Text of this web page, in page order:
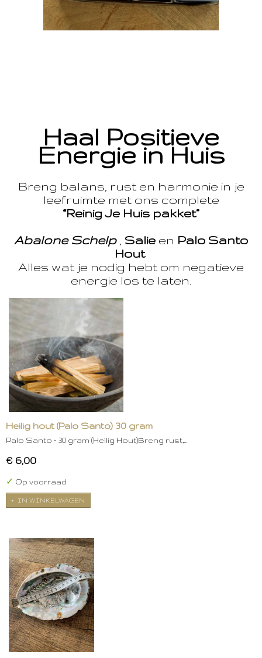
Haal Positieve
Energie in Huis
Breng balans, rust en harmonie in je
leefruimte met ons complete
“Reinig Je Huis pakket”
Abalone Schelp, Salie en Palo Santo
Hout
Alles wat je nodig hebt om negatieve
energie los te laten.
Heilig hout (Palo Santo) 30 gram
Palo Santo – 30 gram (Heilig Hout)Breng rust,…
€ 6,00
✓ Op voorraad
IN WINKELWAGEN